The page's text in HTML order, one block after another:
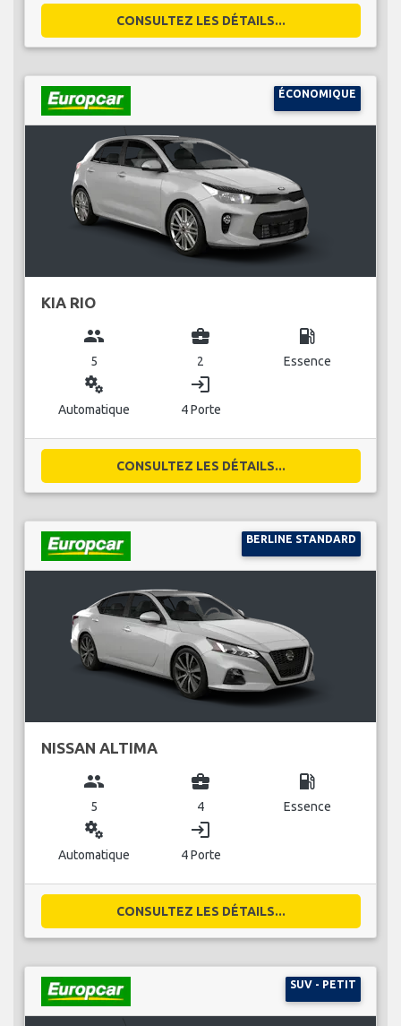
CONSULTEZ LES DÉTAILS...
ÉCONOMIQUE
KIA RIO
group
5
business_center
2
local_gas_station
Essence
miscellaneous_services
Automatique
login
4 Porte
CONSULTEZ LES DÉTAILS...
BERLINE STANDARD
NISSAN ALTIMA
group
5
business_center
4
local_gas_station
Essence
miscellaneous_services
Automatique
login
4 Porte
CONSULTEZ LES DÉTAILS...
SUV - PETIT